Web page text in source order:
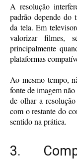
A resolução
padrão depende do
da tela. Em
valorizar filmes,
principalmente
plataformas
Ao mesmo tempo,
fonte de imagem
de olhar a
com o restante do
sentido na prática.
3.